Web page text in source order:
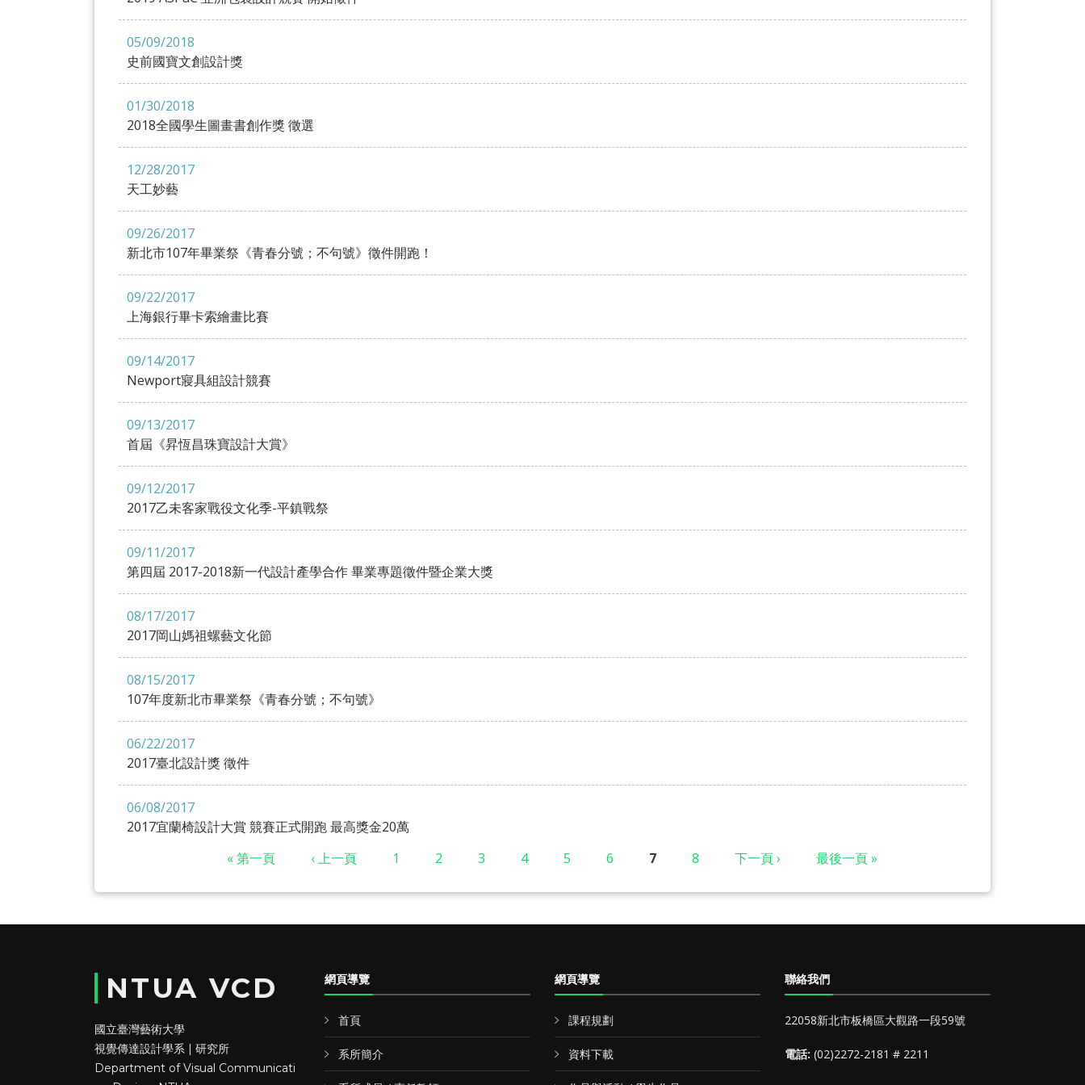
05/09/2018
史前國寶文創設計獎
01/30/2018
2018全國學生圖畫書創作獎 徵選
12/28/2017
天工妙藝
09/26/2017
新北市107年畢業祭《青春分號；不句號》徵件開跑！
09/22/2017
上海銀行畢卡索繪畫比賽
09/14/2017
Newport寢具組設計競賽
09/13/2017
首屆《昇恆昌珠寶設計大賞》
09/12/2017
2017乙未客家戰役文化季-平鎮戰祭
09/11/2017
第四屆 2017-2018新一代設計產學合作 畢業專題徵件暨企業大獎
08/17/2017
2017岡山媽祖螺藝文化節
08/15/2017
107年度新北市畢業祭《青春分號；不句號》
06/22/2017
2017臺北設計獎 徵件
06/08/2017
2017宜蘭椅設計大賞 競賽正式開跑 最高獎金20萬
« 第一頁 ‹ 上一頁 1 2 3 4 5 6 7 8 下一頁 › 最後一頁 »
NTUA VCD
國立臺灣藝術大學
視覺傳達設計學系 | 研究所
Department of Visual Communicati
網頁導覽
首頁
系所簡介
網頁導覽
課程規劃
資料下載
聯絡我們
22058新北市板橋區大觀路一段59號
電話: (02)2272-2181 # 2211